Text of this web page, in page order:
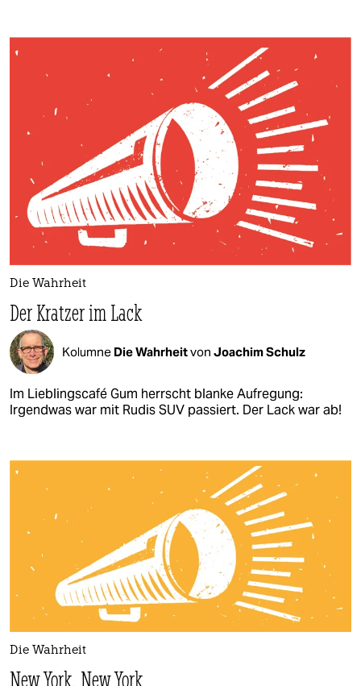
Die Wahrheit
Der Kratzer im Lack
Kolumne Die Wahrheitvon Joachim Schulz
Im Lieblingscafé Gum herrscht blanke Aufregung:
Irgendwas war mit Rudis SUV passiert. Der Lack war ab!
Die Wahrheit
New York, New York